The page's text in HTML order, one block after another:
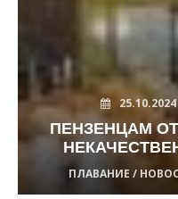
25.10.2024
ПЕНЗЕНЦАМ
ПЛАВАНИЕ /